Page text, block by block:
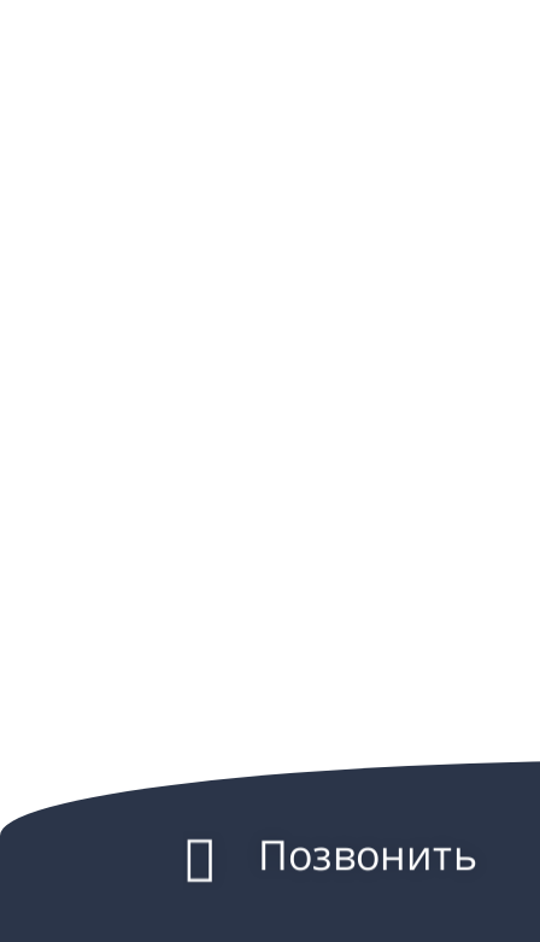
Позвонить